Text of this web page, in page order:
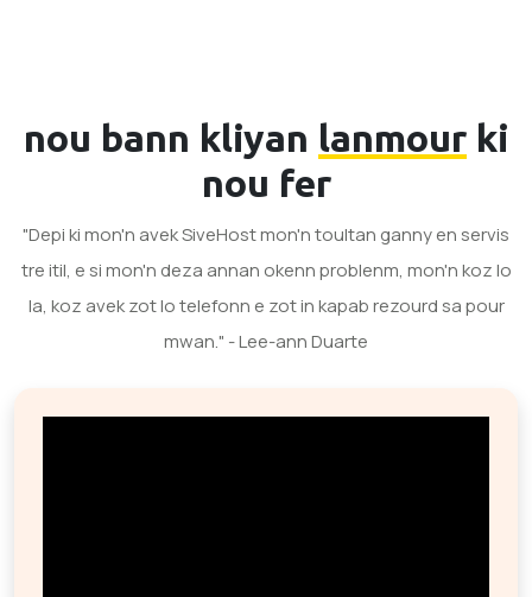
nou bann kliyan lanmourki
nou fer
"Depi ki mon'n avek SiveHost mon'n toultan ganny en servis
tre itil, e si mon'n deza annan okenn problenm, mon'n koz lo
la, koz avek zot lo telefonn e zot in kapab rezourd sa pour
mwan." - Lee-ann Duarte